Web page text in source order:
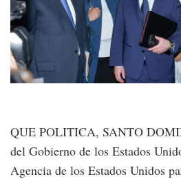
QUE POLITICA, SANTO
del Gobierno de los Estados
Agencia de los Estados Unidos